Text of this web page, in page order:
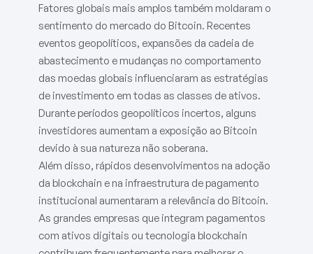
Fatores globais mais amplos também moldaram o
sentimento do mercado do Bitcoin. Recentes
eventos geopolíticos, expansões da cadeia de
abastecimento e mudanças no comportamento
das moedas globais influenciaram as estratégias
de investimento em todas as classes de ativos.
Durante períodos geopolíticos incertos, alguns
investidores aumentam a exposição ao Bitcoin
devido à sua natureza não soberana.
Além disso, rápidos desenvolvimentos na adoção
da blockchain e na infraestrutura de pagamento
institucional aumentaram a relevância do Bitcoin.
As grandes empresas que integram pagamentos
com ativos digitais ou tecnologia blockchain